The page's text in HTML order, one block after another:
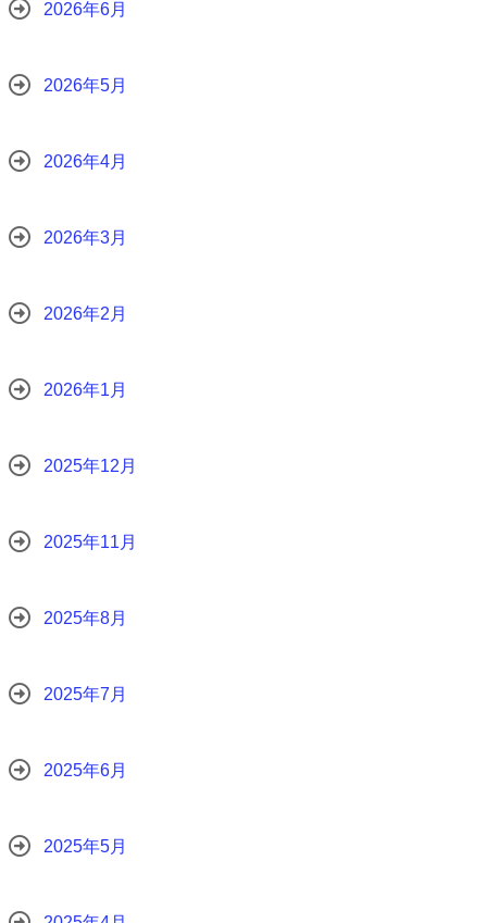
2026年6月
2026年5月
2026年4月
2026年3月
2026年2月
2026年1月
2025年12月
2025年11月
2025年8月
2025年7月
2025年6月
2025年5月